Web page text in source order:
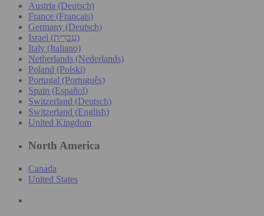
Austria (Deutsch)
France (Français)
Germany (Deutsch)
Israel (עִברִית)
Italy (Italiano)
Netherlands (Nederlands)
Poland (Polski)
Portugal (Português)
Spain (Español)
Switzerland (Deutsch)
Switzerland (English)
United Kingdom
North America
Canada
United States